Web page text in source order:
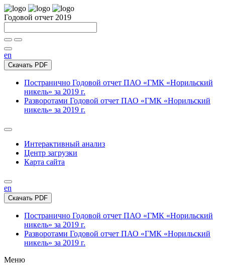
Годовой отчет 2019
en
Скачать PDF
Постранично Годовой отчет ПАО «ГМК «Норильский
никель» за 2019 г.
Разворотами Годовой отчет ПАО «ГМК «Норильский
никель» за 2019 г.
Интерактивный анализ
Центр загрузки
Карта сайта
en
Скачать PDF
Постранично Годовой отчет ПАО «ГМК «Норильский
никель» за 2019 г.
Разворотами Годовой отчет ПАО «ГМК «Норильский
никель» за 2019 г.
Меню